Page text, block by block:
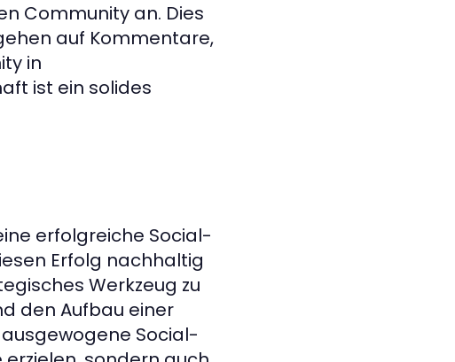
Community an. Dies
auf Kommentare,
in
ist ein solides
erfolgreiche Social-
Erfolg nachhaltig
Werkzeug zu
den Aufbau einer
Social-